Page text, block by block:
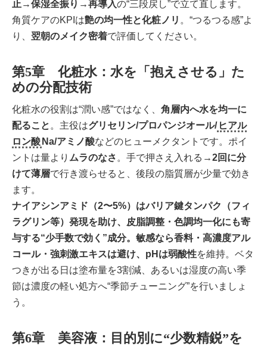
止→保湿全振り→再導入の“三段戻し”で立て直します。
角質ケアのKPIは艶の均一性と化粧ノリ 。“つるつる感”よ
り、 翌朝のメイク密着で評価してください。
第5章 化粧水：水を「抱えさせる」た
めの分配技術
化粧水の役割は“潤い感”ではなく、 角層内へ水を均一に
配ること 。主役はグリセリン/プロパンジオール/ ヒアル
ロン酸 Na/アミノ酸などのヒューメクタントです。ポイ
ントは量より ムラのなさ 。手で押さえ入れる→2回に分
けて薄層で行き渡らせると、後段の脂質層が少量で効き
ます。
ナイアシンアミド（2〜5%）はバリア鍵タンパク（フィ
ラグリン等）発現を助け、皮脂調整・色調均一化にも寄
与する“少手数で効く”成分。敏感なら香料・高濃度アル
コール・強刺激エキスは避け、pHは弱酸性を維持。ベタ
つきが出る日は塗布量を3割減、あるいは湿度の高い季
節は濃度の軽い処方へ“季節チューニング”を行いましょ
う。
第6章 美容液：目的別に“少数精鋭”を